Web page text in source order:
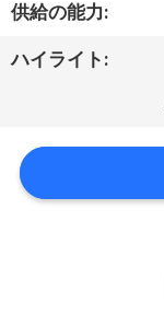
工
場
行
供給の能力:
ハイライト: